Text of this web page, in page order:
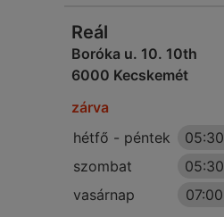
Reál
Boróka u. 10. 10th
6000 Kecskemét
zárva
hétfő - péntek
05:30
szombat
05:30
vasárnap
07:00